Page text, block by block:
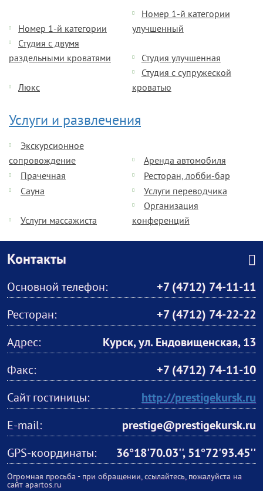
Номер 1-й категории
Номер 1-й категории
улучшенный
Студия с двумя
раздельными кроватями
Студия улучшенная
Люкс
Студия с супружеской
кроватью
Услуги и развлечения
Экскурсионное
сопровождение
Аренда автомобиля
Прачечная
Ресторан, лобби-бар
Сауна
Услуги переводчика
Услуги массажиста
Организация
конференций
Контакты
Основной телефон:
+7 (4712) 74-11-11
Ресторан:
+7 (4712) 74-22-22
Адрес:
Курск, ул. Ендовищенская, 13
Факс:
+7 (4712) 74-11-10
Сайт гостиницы:
http://prestigekursk.ru
E-mail:
prestige@prestigekursk.ru
GPS-координаты:
36°18'70.03'', 51°72'93.45''
Огромная просьба - при обращении, ссылайтесь, пожалуйста на
сайт apartos.ru